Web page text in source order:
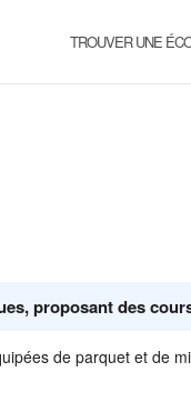
TROUVER UNE
proposant des
de parquet et de